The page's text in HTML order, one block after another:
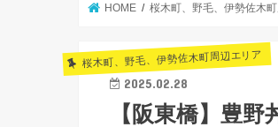
HOME 桜木町、野毛、伊勢佐木
桜木町、野毛、伊勢佐木町周辺エリア
2025.02.28
【阪東橋】豊